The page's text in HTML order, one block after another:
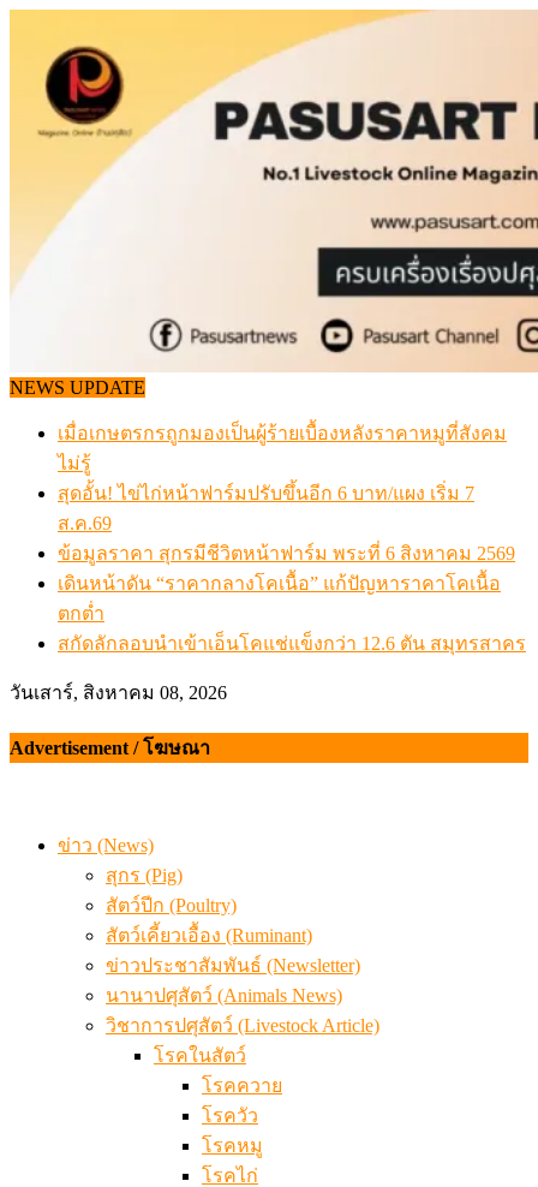
content
NEWS UPDATE
เมื่อเกษตรกรถูกมองเป็นผู้ร้ายเบื้องหลังราคาหมูที่สังคม
ไม่รู้
สุดอั้น! ไข่ไก่หน้าฟาร์มปรับขึ้นอีก 6 บาท/แผง เริ่ม 7
ส.ค.69
ข้อมูลราคา สุกรมีชีวิตหน้าฟาร์ม พระที่ 6 สิงหาคม 2569
เดินหน้าดัน “ราคากลางโคเนื้อ” แก้ปัญหาราคาโคเนื้อ
ตกต่ำ
สกัดลักลอบนำเข้าเอ็นโคแช่แข็งกว่า 12.6 ตัน สมุทรสาคร
วันเสาร์, สิงหาคม 08, 2026
Advertisement / โฆษณา
ข่าว (News)
สุกร (Pig)
สัตว์ปีก (Poultry)
สัตว์เคี้ยวเอื้อง (Ruminant)
ข่าวประชาสัมพันธ์ (Newsletter)
นานาปศุสัตว์ (Animals News)
วิชาการปศุสัตว์ (Livestock Article)
โรคในสัตว์
โรคควาย
โรควัว
โรคหมู
โรคไก่